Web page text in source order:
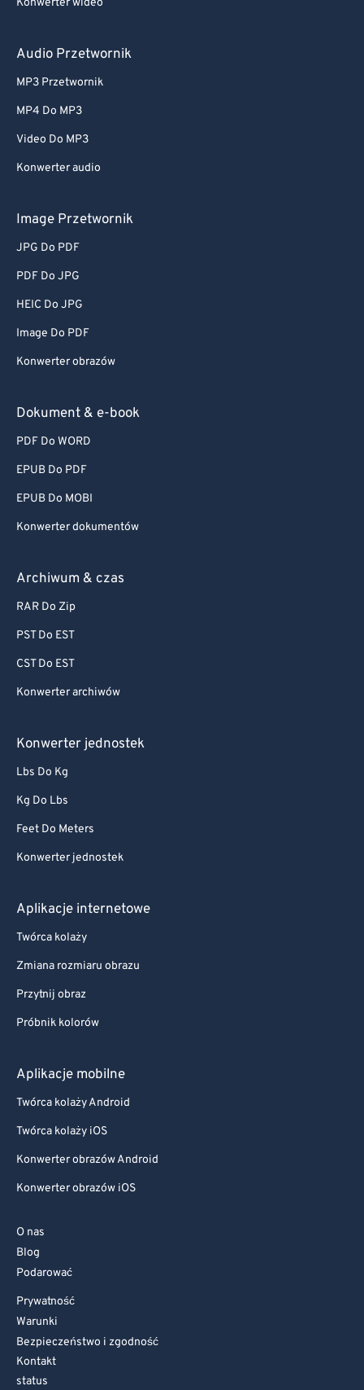
Konwerter wideo
Audio Przetwornik
MP3 Przetwornik
MP4 Do MP3
Video Do MP3
Konwerter audio
Image Przetwornik
JPG Do PDF
PDF Do JPG
HEIC Do JPG
Image Do PDF
Konwerter obrazów
Dokument & e-book
PDF Do WORD
EPUB Do PDF
EPUB Do MOBI
Konwerter dokumentów
Archiwum & czas
RAR Do Zip
PST Do EST
CST Do EST
Konwerter archiwów
Konwerter jednostek
Lbs Do Kg
Kg Do Lbs
Feet Do Meters
Konwerter jednostek
Aplikacje internetowe
Twórca kolaży
Zmiana rozmiaru obrazu
Przytnij obraz
Próbnik kolorów
Aplikacje mobilne
Twórca kolaży Android
Twórca kolaży iOS
Konwerter obrazów Android
Konwerter obrazów iOS
O nas
Blog
Podarować
Prywatność
Warunki
Bezpieczeństwo i zgodność
Kontakt
status